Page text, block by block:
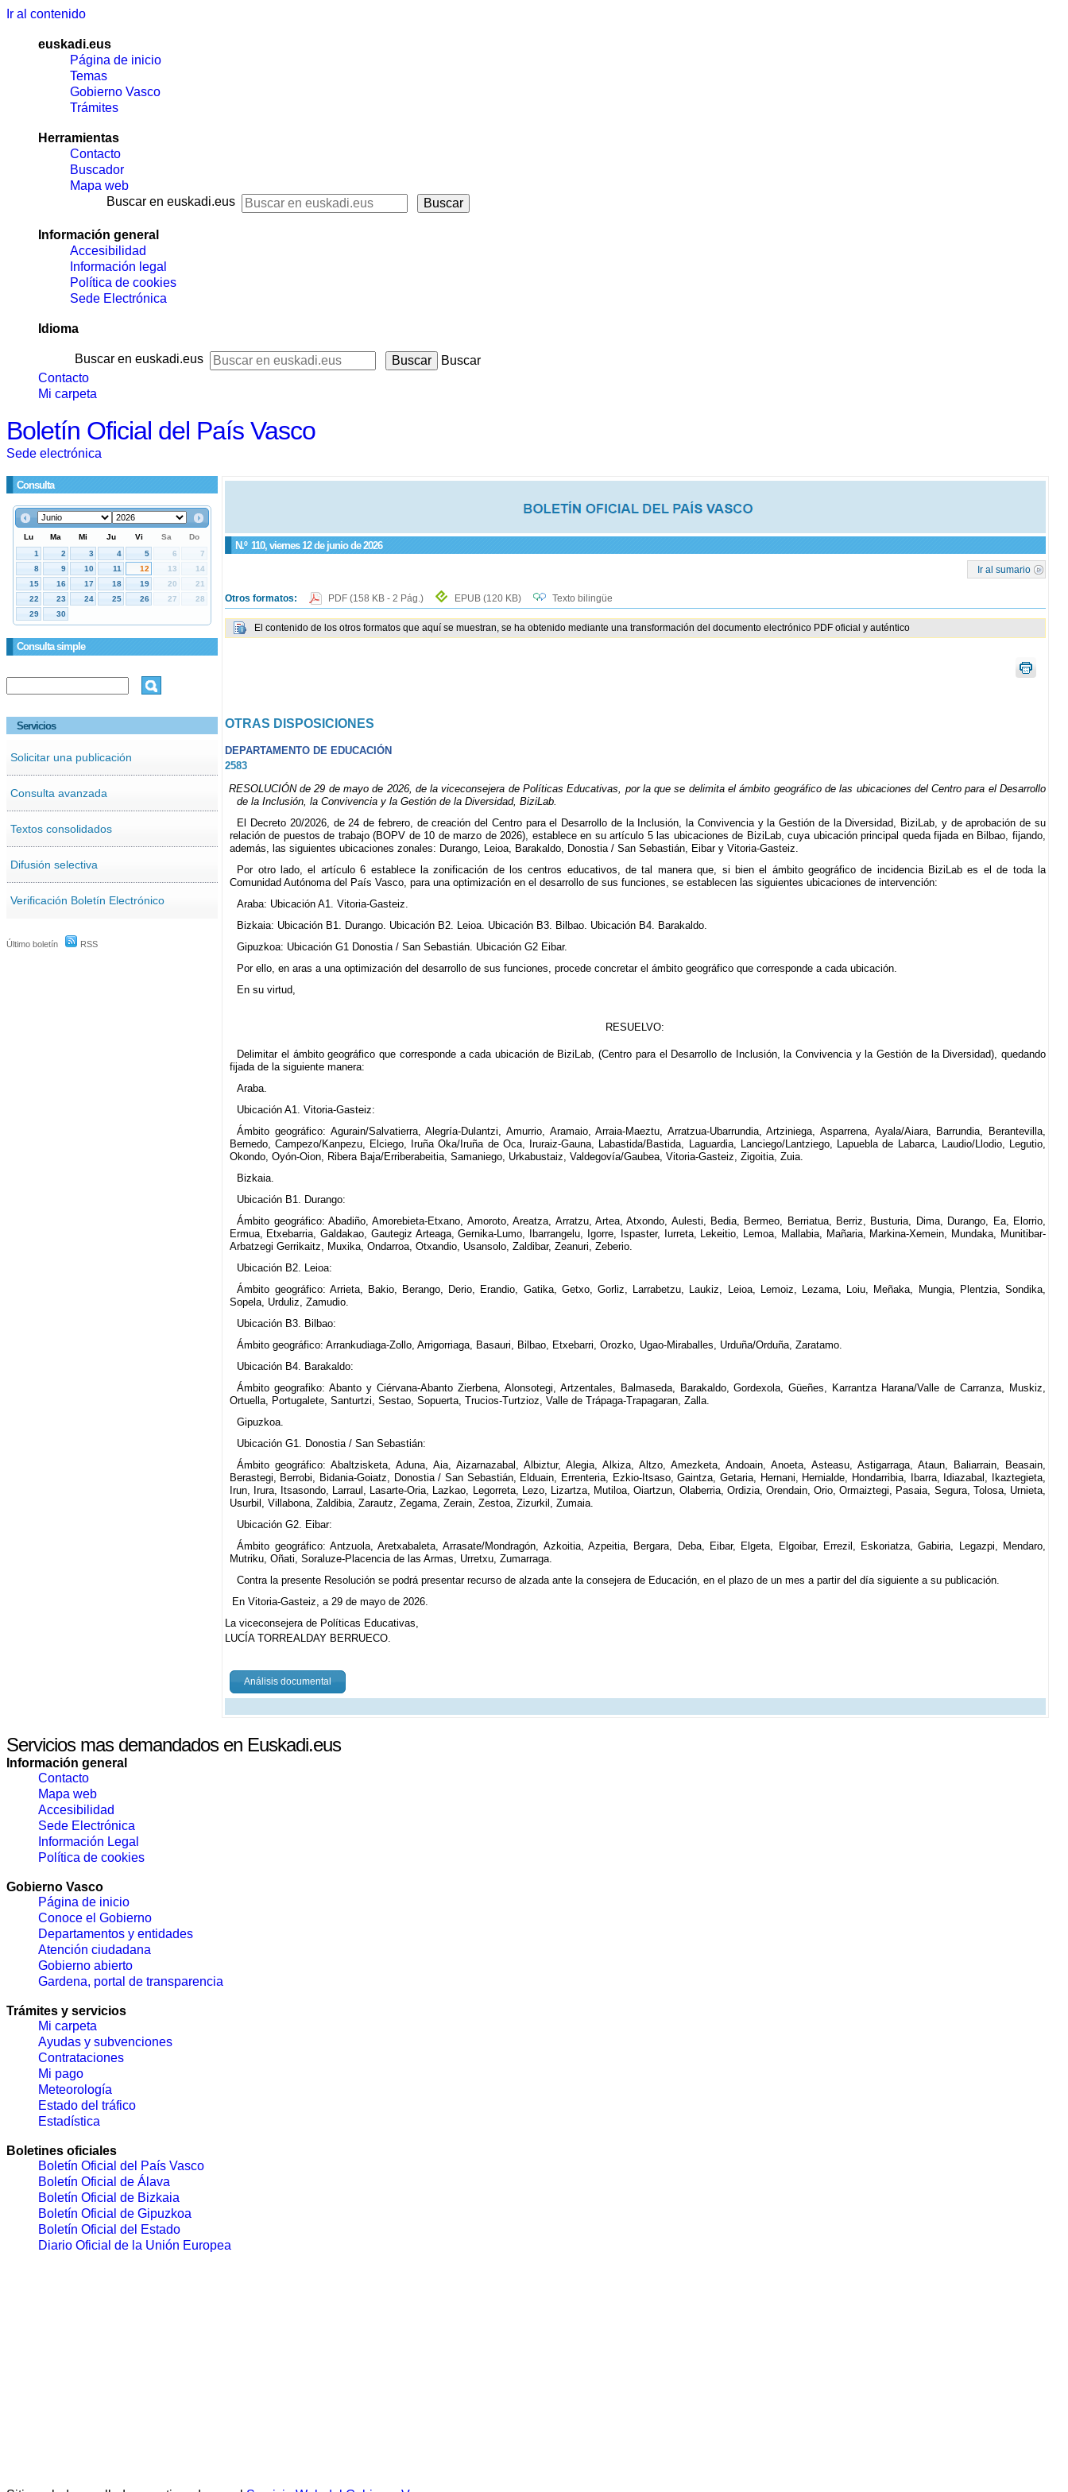
Ir al contenido
euskadi.eus
Página de inicio
Temas
Gobierno Vasco
Trámites
Herramientas
Contacto
Buscador
Mapa web
Buscar en euskadi.eus
Información general
Accesibilidad
Información legal
Política de cookies
Sede Electrónica
Idioma
Buscar en euskadi.eus
Buscar
Contacto
Mi carpeta
Boletín Oficial del País Vasco
Sede electrónica
Consulta
Consulta simple
Servicios
Solicitar una publicación
Consulta avanzada
Textos consolidados
Difusión selectiva
Verificación Boletín Electrónico
Último boletín RSS
N.º 110, viernes 12 de junio de 2026
Ir al sumario
Otros formatos: PDF (158 KB - 2 Pág.) EPUB (120 KB) Texto bilingüe
El contenido de los otros formatos que aquí se muestran, se ha obtenido mediante una transformación del documento electrónico PDF oficial y auténtico
OTRAS DISPOSICIONES
DEPARTAMENTO DE EDUCACIÓN
2583
RESOLUCIÓN de 29 de mayo de 2026, de la viceconsejera de Políticas Educativas, por la que se delimita el ámbito geográfico de las ubicaciones del Centro para el Desarrollo
de la Inclusión, la Convivencia y la Gestión de la Diversidad, BiziLab.
El Decreto 20/2026, de 24 de febrero, de creación del Centro para el Desarrollo de la Inclusión, la Convivencia y la Gestión de la Diversidad, BiziLab, y de aprobación de su
relación de puestos de trabajo (BOPV de 10 de marzo de 2026), establece en su artículo 5 las ubicaciones de BiziLab, cuya ubicación principal queda fijada en Bilbao, fijando,
además, las siguientes ubicaciones zonales: Durango, Leioa, Barakaldo, Donostia / San Sebastián, Eibar y Vitoria-Gasteiz.
Por otro lado, el artículo 6 establece la zonificación de los centros educativos, de tal manera que, si bien el ámbito geográfico de incidencia BiziLab es el de toda la
Comunidad Autónoma del País Vasco, para una optimización en el desarrollo de sus funciones, se establecen las siguientes ubicaciones de intervención:
Araba: Ubicación A1. Vitoria-Gasteiz.
Bizkaia: Ubicación B1. Durango. Ubicación B2. Leioa. Ubicación B3. Bilbao. Ubicación B4. Barakaldo.
Gipuzkoa: Ubicación G1 Donostia / San Sebastián. Ubicación G2 Eibar.
Por ello, en aras a una optimización del desarrollo de sus funciones, procede concretar el ámbito geográfico que corresponde a cada ubicación.
En su virtud,
RESUELVO:
Delimitar el ámbito geográfico que corresponde a cada ubicación de BiziLab, (Centro para el Desarrollo de Inclusión, la Convivencia y la Gestión de la Diversidad), quedando
fijada de la siguiente manera:
Araba.
Ubicación A1. Vitoria-Gasteiz:
Ámbito geográfico: Agurain/Salvatierra, Alegría-Dulantzi, Amurrio, Aramaio, Arraia-Maeztu, Arratzua-Ubarrundia, Artziniega, Asparrena, Ayala/Aiara, Barrundia, Berantevilla,
Bernedo, Campezo/Kanpezu, Elciego, Iruña Oka/Iruña de Oca, Iruraiz-Gauna, Labastida/Bastida, Laguardia, Lanciego/Lantziego, Lapuebla de Labarca, Laudio/Llodio, Legutio,
Okondo, Oyón-Oion, Ribera Baja/Erriberabeitia, Samaniego, Urkabustaiz, Valdegovía/Gaubea, Vitoria-Gasteiz, Zigoitia, Zuia.
Bizkaia.
Ubicación B1. Durango:
Ámbito geográfico: Abadiño, Amorebieta-Etxano, Amoroto, Areatza, Arratzu, Artea, Atxondo, Aulesti, Bedia, Bermeo, Berriatua, Berriz, Busturia, Dima, Durango, Ea, Elorrio,
Ermua, Etxebarria, Galdakao, Gautegiz Arteaga, Gernika-Lumo, Ibarrangelu, Igorre, Ispaster, Iurreta, Lekeitio, Lemoa, Mallabia, Mañaria, Markina-Xemein, Mundaka, Munitibar-
Arbatzegi Gerrikaitz, Muxika, Ondarroa, Otxandio, Usansolo, Zaldibar, Zeanuri, Zeberio.
Ubicación B2. Leioa:
Ámbito geográfico: Arrieta, Bakio, Berango, Derio, Erandio, Gatika, Getxo, Gorliz, Larrabetzu, Laukiz, Leioa, Lemoiz, Lezama, Loiu, Meñaka, Mungia, Plentzia, Sondika,
Sopela, Urduliz, Zamudio.
Ubicación B3. Bilbao:
Ámbito geográfico: Arrankudiaga-Zollo, Arrigorriaga, Basauri, Bilbao, Etxebarri, Orozko, Ugao-Miraballes, Urduña/Orduña, Zaratamo.
Ubicación B4. Barakaldo:
Ámbito geografiko: Abanto y Ciérvana-Abanto Zierbena, Alonsotegi, Artzentales, Balmaseda, Barakaldo, Gordexola, Güeñes, Karrantza Harana/Valle de Carranza, Muskiz,
Ortuella, Portugalete, Santurtzi, Sestao, Sopuerta, Trucios-Turtzioz, Valle de Trápaga-Trapagaran, Zalla.
Gipuzkoa.
Ubicación G1. Donostia / San Sebastián:
Ámbito geográfico: Abaltzisketa, Aduna, Aia, Aizarnazabal, Albiztur, Alegia, Alkiza, Altzo, Amezketa, Andoain, Anoeta, Asteasu, Astigarraga, Ataun, Baliarrain, Beasain,
Berastegi, Berrobi, Bidania-Goiatz, Donostia / San Sebastián, Elduain, Errenteria, Ezkio-Itsaso, Gaintza, Getaria, Hernani, Hernialde, Hondarribia, Ibarra, Idiazabal, Ikaztegieta,
Irun, Irura, Itsasondo, Larraul, Lasarte-Oria, Lazkao, Legorreta, Lezo, Lizartza, Mutiloa, Oiartzun, Olaberria, Ordizia, Orendain, Orio, Ormaiztegi, Pasaia, Segura, Tolosa, Urnieta,
Usurbil, Villabona, Zaldibia, Zarautz, Zegama, Zerain, Zestoa, Zizurkil, Zumaia.
Ubicación G2. Eibar:
Ámbito geográfico: Antzuola, Aretxabaleta, Arrasate/Mondragón, Azkoitia, Azpeitia, Bergara, Deba, Eibar, Elgeta, Elgoibar, Errezil, Eskoriatza, Gabiria, Legazpi, Mendaro,
Mutriku, Oñati, Soraluze-Placencia de las Armas, Urretxu, Zumarraga.
Contra la presente Resolución se podrá presentar recurso de alzada ante la consejera de Educación, en el plazo de un mes a partir del día siguiente a su publicación.
En Vitoria-Gasteiz, a 29 de mayo de 2026.
La viceconsejera de Políticas Educativas,
LUCÍA TORREALDAY BERRUECO.
Análisis documental
Servicios mas demandados en Euskadi.eus
Información general
Contacto
Mapa web
Accesibilidad
Sede Electrónica
Información Legal
Política de cookies
Gobierno Vasco
Página de inicio
Conoce el Gobierno
Departamentos y entidades
Atención ciudadana
Gobierno abierto
Gardena, portal de transparencia
Trámites y servicios
Mi carpeta
Ayudas y subvenciones
Contrataciones
Mi pago
Meteorología
Estado del tráfico
Estadística
Boletines oficiales
Boletín Oficial del País Vasco
Boletín Oficial de Álava
Boletín Oficial de Bizkaia
Boletín Oficial de Gipuzkoa
Boletín Oficial del Estado
Diario Oficial de la Unión Europea